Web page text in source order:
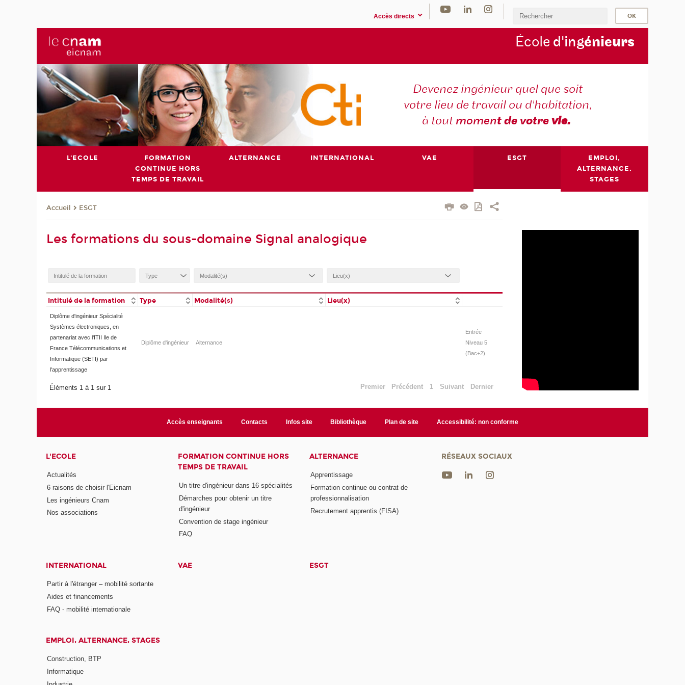
Accès directs
École d'ingénieurs
Devenez ingénieur quel que soit
votre lieu de travail ou d'habitation,
à toutmoment de votrevie.
L'ECOLE
FORMATION
CONTINUE HORS
TEMPS DE TRAVAIL
ALTERNANCE INTERNATIONAL VAE ESGT
EMPLOI,
ALTERNANCE,
STAGES
Accueil ESGT
Les formations du sous-domaine Signal analogique
Intitulé de la formation Type Modalité(s) Lieu(x)
Diplôme d'ingénieur Spécialité
Systèmes électroniques, en
partenariat avec l'ITII Ile de
France Télécommunications et
Informatique (SETI) par
l'apprentissage
Diplôme d'ingénieur Alternance
Entrée
Niveau 5
(Bac+2)
Éléments 1 à 1 sur 1 Premier Précédent 1 Suivant Dernier
Accès enseignants Contacts Infos site Bibliothèque Plan de site Accessibilité: non conforme
L'ECOLE
Actualités
6 raisons de choisir l'Eicnam
Les ingénieurs Cnam
Nos associations
FORMATION CONTINUE HORS
TEMPS DE TRAVAIL
Un titre d'ingénieur dans 16 spécialités
Démarches pour obtenir un titre
d'ingénieur
Convention de stage ingénieur
FAQ
ALTERNANCE
Apprentissage
Formation continue ou contrat de
professionnalisation
Recrutement apprentis (FISA)
INTERNATIONAL
Partir à l'étranger – mobilité sortante
Aides et financements
FAQ - mobilité internationale
VAE ESGT
EMPLOI, ALTERNANCE, STAGES
Construction, BTP
Informatique
RÉSEAUX SOCIAUX